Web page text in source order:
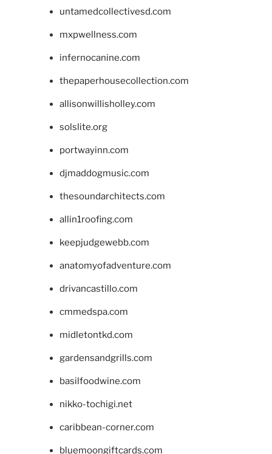
untamedcollectivesd.com
mxpwellness.com
infernocanine.com
thepaperhousecollection.com
allisonwillisholley.com
solslite.org
portwayinn.com
djmaddogmusic.com
thesoundarchitects.com
allin1roofing.com
keepjudgewebb.com
anatomyofadventure.com
drivancastillo.com
cmmedspa.com
midletontkd.com
gardensandgrills.com
basilfoodwine.com
nikko-tochigi.net
caribbean-corner.com
bluemoongiftcards.com